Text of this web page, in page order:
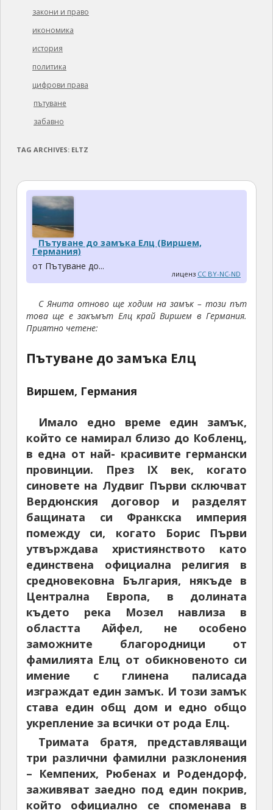
закони и право
икономика
история
политика
цифрови права
пътуване
забавно
TAG ARCHIVES: ELTZ
Пътуване до замъка Елц (Виршем,
Германия)
от Пътуване до...
лиценз CC BY-NC-ND
С Янита отново ще ходим на замък – този път
това ще е закъмът Елц край Виршем в Германия.
Приятно четене:
Пътуване до замъка Елц
Виршем, Германия
Имало едно време един замък,
който се намирал близо до Кобленц,
в една от най- красивите германски
провинции. През IX век, когато
синовете на Лудвиг Първи сключват
Вердюнския договор и разделят
бащината си Франкска империя
помежду си, когато Борис Първи
утвърждава християнството като
единствена официална религия в
средновековна България, някъде в
Централна Европа, в долината
където река Мозел навлиза в
областта Айфел, не особено
заможните благородници от
фамилията Елц от обикновеното си
имение с глинена палисада
изграждат един замък. И този замък
става един общ дом и едно общо
укрепление за всички от рода Елц.
Тримата братя, представляващи
три различни фамилни разклонения
– Кемпених, Рюбенах и Родендорф,
заживяват заедно под един покрив,
който официално се споменава в